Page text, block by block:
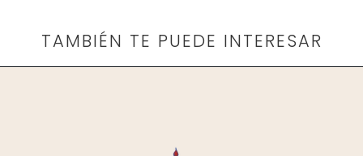
TAMBIÉN TE PUEDE INTERESAR